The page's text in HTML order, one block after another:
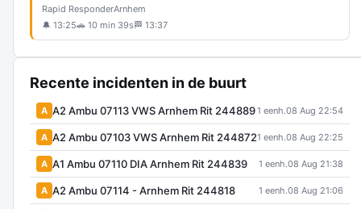
Rapid ResponderArnhem
🔔 13:25🚗 10 min 39s 🏁 13:37
Recente incidenten in de buurt
A A2 Ambu 07113 VWS Arnhem Rit 2448891 eenh.08 Aug 22:54
A A2 Ambu 07103 VWS Arnhem Rit 2448721 eenh.08 Aug 22:25
A A1 Ambu 07110 DIA Arnhem Rit 244839 1 eenh.08 Aug 21:38
A A2 Ambu 07114 - Arnhem Rit 244818 1 eenh.08 Aug 21:06